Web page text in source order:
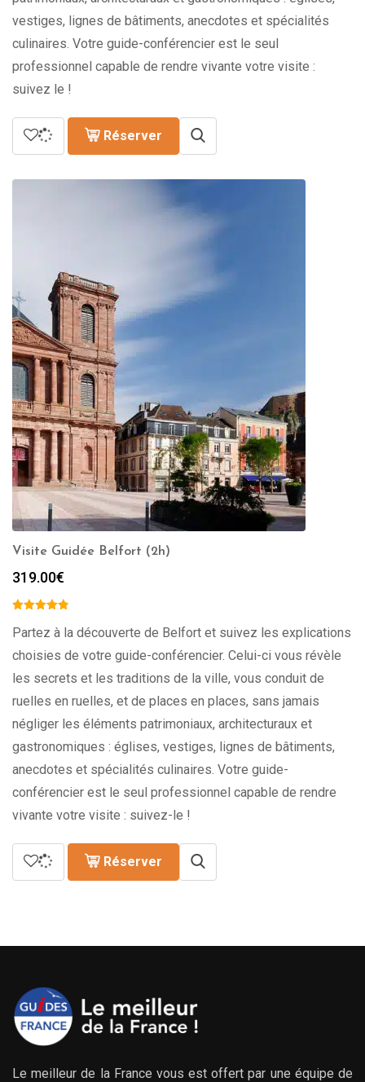
vestiges, lignes de bâtiments, anecdotes et spécialités
culinaires. Votre guide-conférencier est le seul
professionnel capable de rendre vivante votre visite :
suivez le !
Réserver
Visite Guidée Belfort (2h)
319.00€
Partez à la découverte de Belfort et suivez les explications
choisies de votre guide-conférencier. Celui-ci vous révèle
les secrets et les traditions de la ville, vous conduit de
ruelles en ruelles, et de places en places, sans jamais
négliger les éléments patrimoniaux, architecturaux et
gastronomiques : églises, vestiges, lignes de bâtiments,
anecdotes et spécialités culinaires. Votre guide-
conférencier est le seul professionnel capable de rendre
vivante votre visite : suivez-le !
Réserver
Le meilleur de la France vous est offert par une équipe de